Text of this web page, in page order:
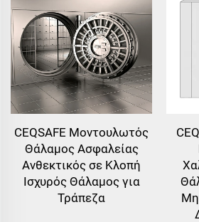
CEQSAFE Μοντουλωτός
Θάλαμος Ασφαλείας
Ανθεκτικός σε Κλοπή
Ισχυρός Θάλαμος για
Τράπεζα